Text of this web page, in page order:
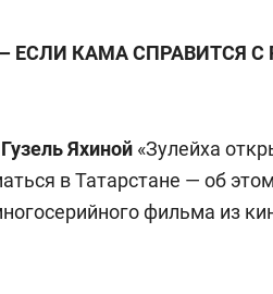
ЕСЛИ КАМА СПРАВИТСЯ
Гузель Яхиной «Зулейха
в Татарстане — об
фильма из